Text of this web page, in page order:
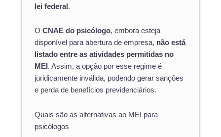
lei federal.
O CNAE do psicólogo, embora esteja
disponível para abertura de empresa, não está
listado entre as atividades permitidas no
MEI . Assim, a opção por esse regime é
juridicamente inválida, podendo gerar sanções
e perda de benefícios previdenciários.
Quais são as alternativas ao MEI para
psicólogos